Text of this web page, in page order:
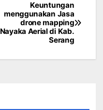
Keuntungan
menggunakan Jasa
drone mapping
Nayaka Aerial di Kab.
Serang